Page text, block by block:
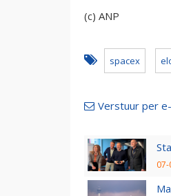
(c) ANP
spacex
Verstuur per
07-